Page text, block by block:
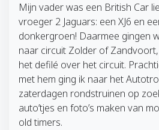
Mijn vader was een British Car
vroeger 2 Jaguars: een XJ6 en
donkergroen! Daarmee gingen
naar circuit Zolder of
het defilé over het circuit.
met hem ging ik naar het
zaterdagen rondstruinen op
auto’tjes en foto’s maken van
old timers.